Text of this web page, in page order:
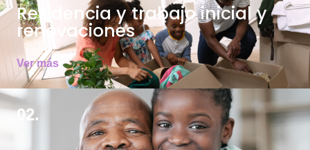
Residencia y trabajo inicial y
renovaciones
Ver más
02.